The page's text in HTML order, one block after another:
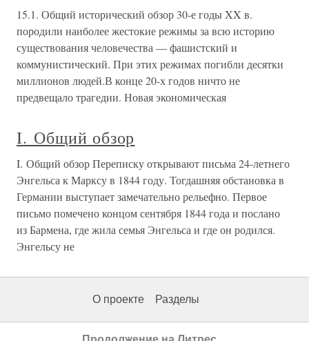
15.1. Общий исторический обзор 30-е годы XX в.
породили наиболее жестокие режимы за всю историю
существования человечества — фашистский и
коммунистический. При этих режимах погибли десятки
миллионов людей.В конце 20-х годов ничто не
предвещало трагедии. Новая экономическая
I. Общий обзор
I. Общий обзор Переписку открывают письма 24-летнего
Энгельса к Марксу в 1844 году. Тогдашняя обстановка в
Германии выступает замечательно рельефно. Первое
письмо помечено концом сентября 1844 года и послано
из Бармена, где жила семья Энгельса и где он родился.
Энгельсу не
О проекте Разделы